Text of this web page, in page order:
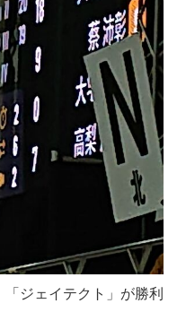
ジェイテクト」が勝利